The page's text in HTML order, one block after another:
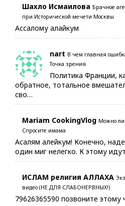
Шахло Исмаилова Брачное
при Исторической мечети Москвы
Ассалому алайкум
nart В чем главная
Точка зрения
Политика Франции,
обратное, тотальное
сво…
Mariam CookingVlog Можно
Спросите имама
Асалям алейкум! Конечно,
один миг нелегко. К этому
ИСЛАМ религия АЛЛАХА
видео (НЕ ДЛЯ СЛАБОНЕРВНЫХ!)
79626365590 позвоните этому